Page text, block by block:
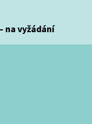
na vyžádání